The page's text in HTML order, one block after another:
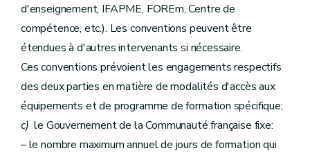
d'enseignement, IFAPME, FOREm, Centre de
compétence, etc.). Les conventions peuvent être
étendues à d'autres intervenants si nécessaire.
Ces conventions prévoient les engagements respectifs
des deux parties en matière de modalités d'accès aux
équipements et de programme de formation spécifique;
c) le Gouvernement de la Communauté française fixe:
– le nombre maximum annuel de jours de formation qui